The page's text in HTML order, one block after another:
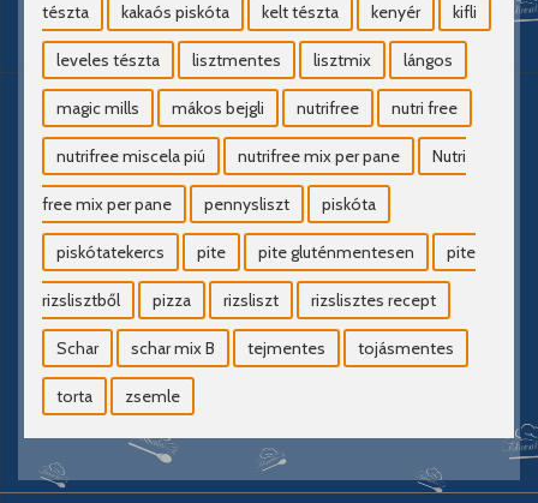
tészta kakaós piskóta kelt tészta kenyér kifli
leveles tészta lisztmentes lisztmix lángos
magic mills mákos bejgli nutrifree nutri free
nutrifree miscela piú nutrifree mix per pane Nutri
free mix per pane pennysliszt piskóta
piskótatekercs pite pite gluténmentesen pite
rizslisztből pizza rizsliszt rizslisztes recept
Schar schar mix B tejmentes tojásmentes
torta zsemle